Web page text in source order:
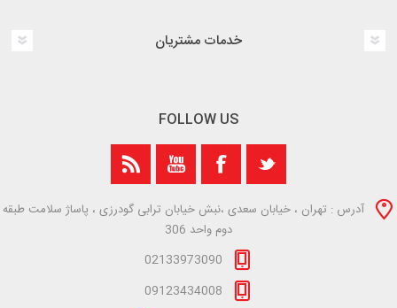
خدمات مشتریان
FOLLOW US
آدرس : تهران ، خیابان سعدی ،نبش خیابان ترابی گودرزی ، پاساژ سلامت طبقه
دوم واحد 306
02133973090
09123434008